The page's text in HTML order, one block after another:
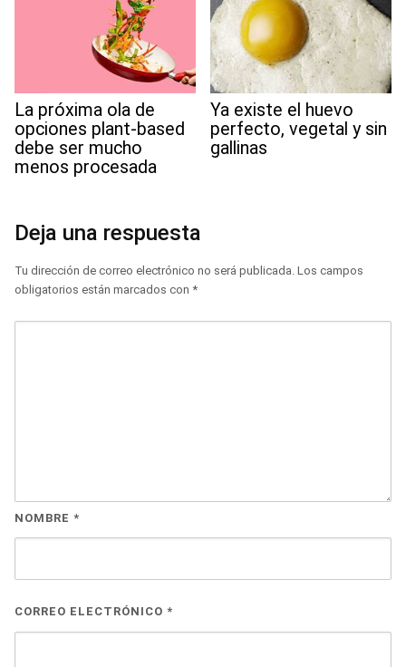
La próxima ola de
opciones plant-based
debe ser mucho
menos procesada
Ya existe el huevo
perfecto, vegetal y sin
gallinas
Deja una respuesta
Tu dirección de correo electrónico no será publicada. Los campos
obligatorios están marcados con *
NOMBRE *
CORREO ELECTRÓNICO *